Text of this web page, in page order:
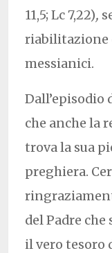
11,5; Lc 7,22),
riabilitazione
messianici.
che anche la
trova la sua
preghiera.
del Padre che
il vero tesoro